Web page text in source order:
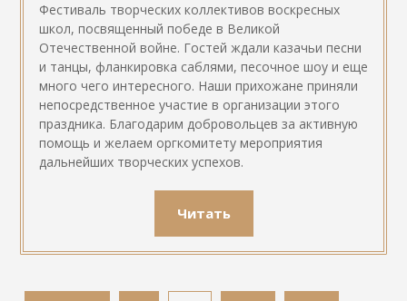
Фестиваль творческих коллективов воскресных
школ, посвященный победе в Великой
Отечественной войне. Гостей ждали казачьи песни
и танцы, фланкировка саблями, песочное шоу и еще
много чего интересного. Наши прихожане приняли
непосредственное участие в организации этого
праздника. Благодарим добровольцев за активную
помощь и желаем оргкомитету мероприятия
дальнейших творческих успехов.
Читать